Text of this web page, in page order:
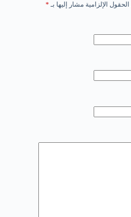
الحقول الإلزامية مشار إليها بـ *